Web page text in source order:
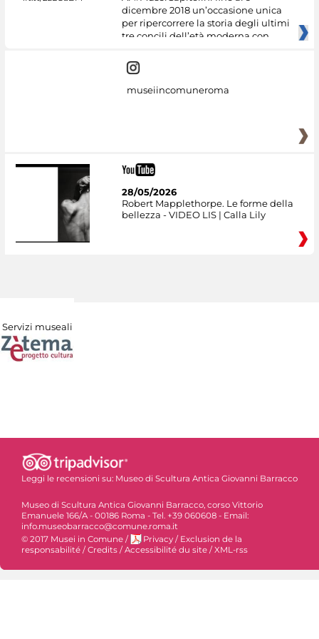
dicembre 2018 un’occasione unica
per ripercorrere la storia degli ultimi
tre concili dell’età moderna con
museiincomuneroma
28/05/2026
Robert Mapplethorpe. Le forme della
bellezza - VIDEO LIS | Calla Lily
Servizi museali
Leggi le recensioni su: Museo di Scultura Antica Giovanni Barracco
Museo di Scultura Antica Giovanni Barracco, corso Vittorio
Emanuele 166/A - 00186 Roma - Tel. +39 060608 - Email:
info.museobarracco@comune.roma.it
© 2017 Musei in Comune / Privacy / Exclusion de la
responsabilité / Credits / Accessibilité du site / XML-rss